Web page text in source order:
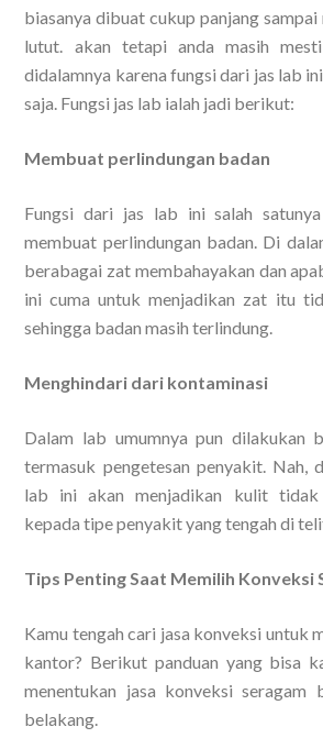
biasanya dibuat cukup panjang
lutut. akan tetapi anda masih
didalamnya karena fungsi dari jas lab
saja. Fungsi jas lab ialah jadi berikut:
Membuat perlindungan badan
Fungsi dari jas lab ini salah
membuat perlindungan badan. Di
berabagai zat membahayakan dan
ini cuma untuk menjadikan zat itu
sehingga badan masih terlindung.
Menghindari dari kontaminasi
Dalam lab umumnya pun dilakukan
termasuk pengetesan penyakit. Nah,
lab ini akan menjadikan kulit tidak
kepada tipe penyakit yang tengah di
Tips Penting Saat Memilih Konveksi
Kamu tengah cari jasa konveksi untuk
kantor? Berikut panduan yang bisa
menentukan jasa konveksi
belakang.